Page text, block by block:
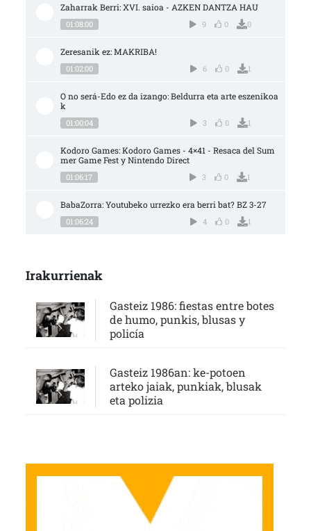
Zaharrak Berri: XVI. saioa - AZKEN DANTZA HAU
01:08:00 9 0 0
Zeresanik ez: MAKRIBA!
01:02:00 6 0 1
O no será-Edo ez da izango: Beldurra eta arte eszenikoa
k
01:00:04 3 0 1
Kodoro Games: Kodoro Games - 4×41 - Resaca del Sum
mer Game Fest y Nintendo Direct
01:06:17 3 0 1
BabaZorra: Youtubeko urrezko era berri bat? BZ 3-27
01:06:24 4 0 1
Irakurrienak
Gasteiz 1986: fiestas entre botes
de humo, punkis, blusas y
policía
Gasteiz 1986an: ke-potoen
arteko jaiak, punkiak, blusak
eta polizia